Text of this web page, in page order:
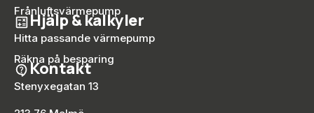
Frånluftsvärmepump
Hjälp & kalkyler
Hitta passande värmepump
Räkna på besparing
Kontakt
Stenyxegatan 13